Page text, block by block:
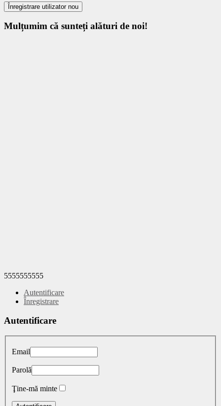
Mulțumim că sunteți alături de noi!
5555555555
Autentificare
Înregistrare
Autentificare
Email
Parolă
Ţine-mă minte